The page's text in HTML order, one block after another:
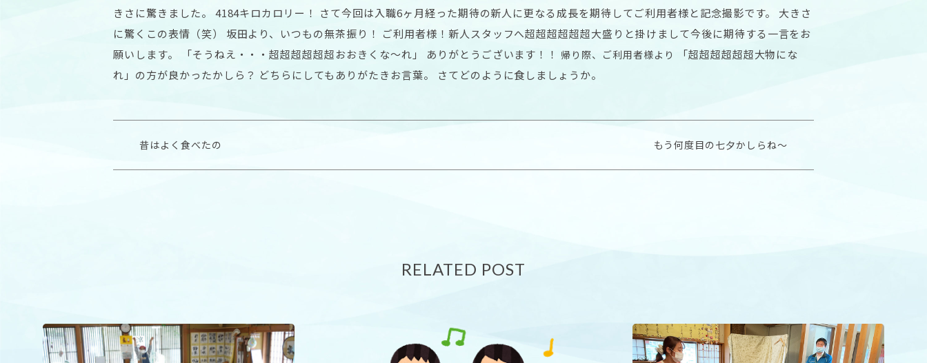
きさに驚きました。 4184キロカロリー！ さて今回は入職6ヶ月経った期待の新人に更なる成長を期待してご利用者様と記念撮影です。 大きさ
に驚くこの表情（笑） 坂田より、いつもの無茶振り！ ご利用者様！新人スタッフへ超超超超超超大盛りと掛けまして今後に期待する一言をお
願いします。 「そうねえ・・・超超超超超超おおきくな〜れ」 ありがとうございます！！ 帰り際、ご利用者様より
「超超超超超超大物にな
れ」の方が良かったかしら？ どちらにしてもありがたきお言葉。 さてどのように食しましょうか。
昔はよく食べたの もう何度目の七夕かしらね〜
RELATED POST